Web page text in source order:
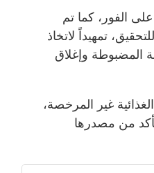
على الفور، كما تم
تمهيداً لاتخاذ
المضبوطة وإغلاق
غير المرخصة،
من مصدرها